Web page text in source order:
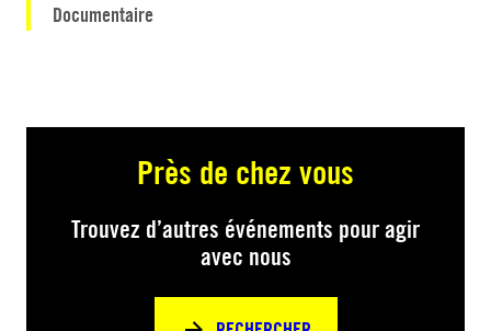
Documentaire
Près de chez vous
Trouvez d’autres événements pour agir
avec nous